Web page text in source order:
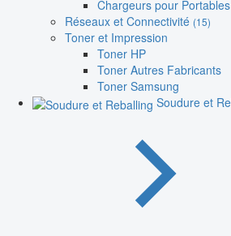
Chargeurs pour Portables
Réseaux et Connectivité (15)
Toner et Impression
Toner HP
Toner Autres Fabricants
Toner Samsung
Soudure et